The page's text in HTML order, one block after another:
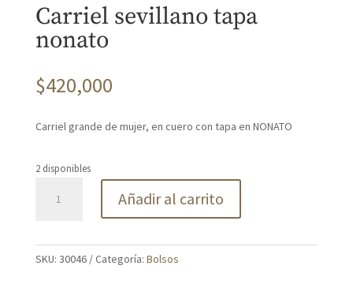
Carriel sevillano tapa
nonato
$420,000
Carriel grande de mujer, en cuero con tapa en NONATO
2 disponibles
sevillano
cantidad
Añadir al carrito
SKU: 30046 Categoría: Bolsos